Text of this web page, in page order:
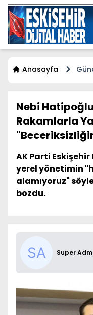
Anasayfa
Nebi
Rakamlarla
AK Parti
yerel yönetimin
alamıyoruz"
bozdu.
Super